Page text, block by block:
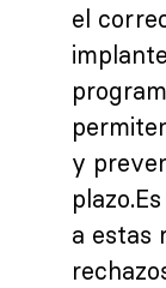
el
y
a estas